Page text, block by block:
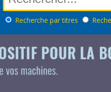
Recherche par titres